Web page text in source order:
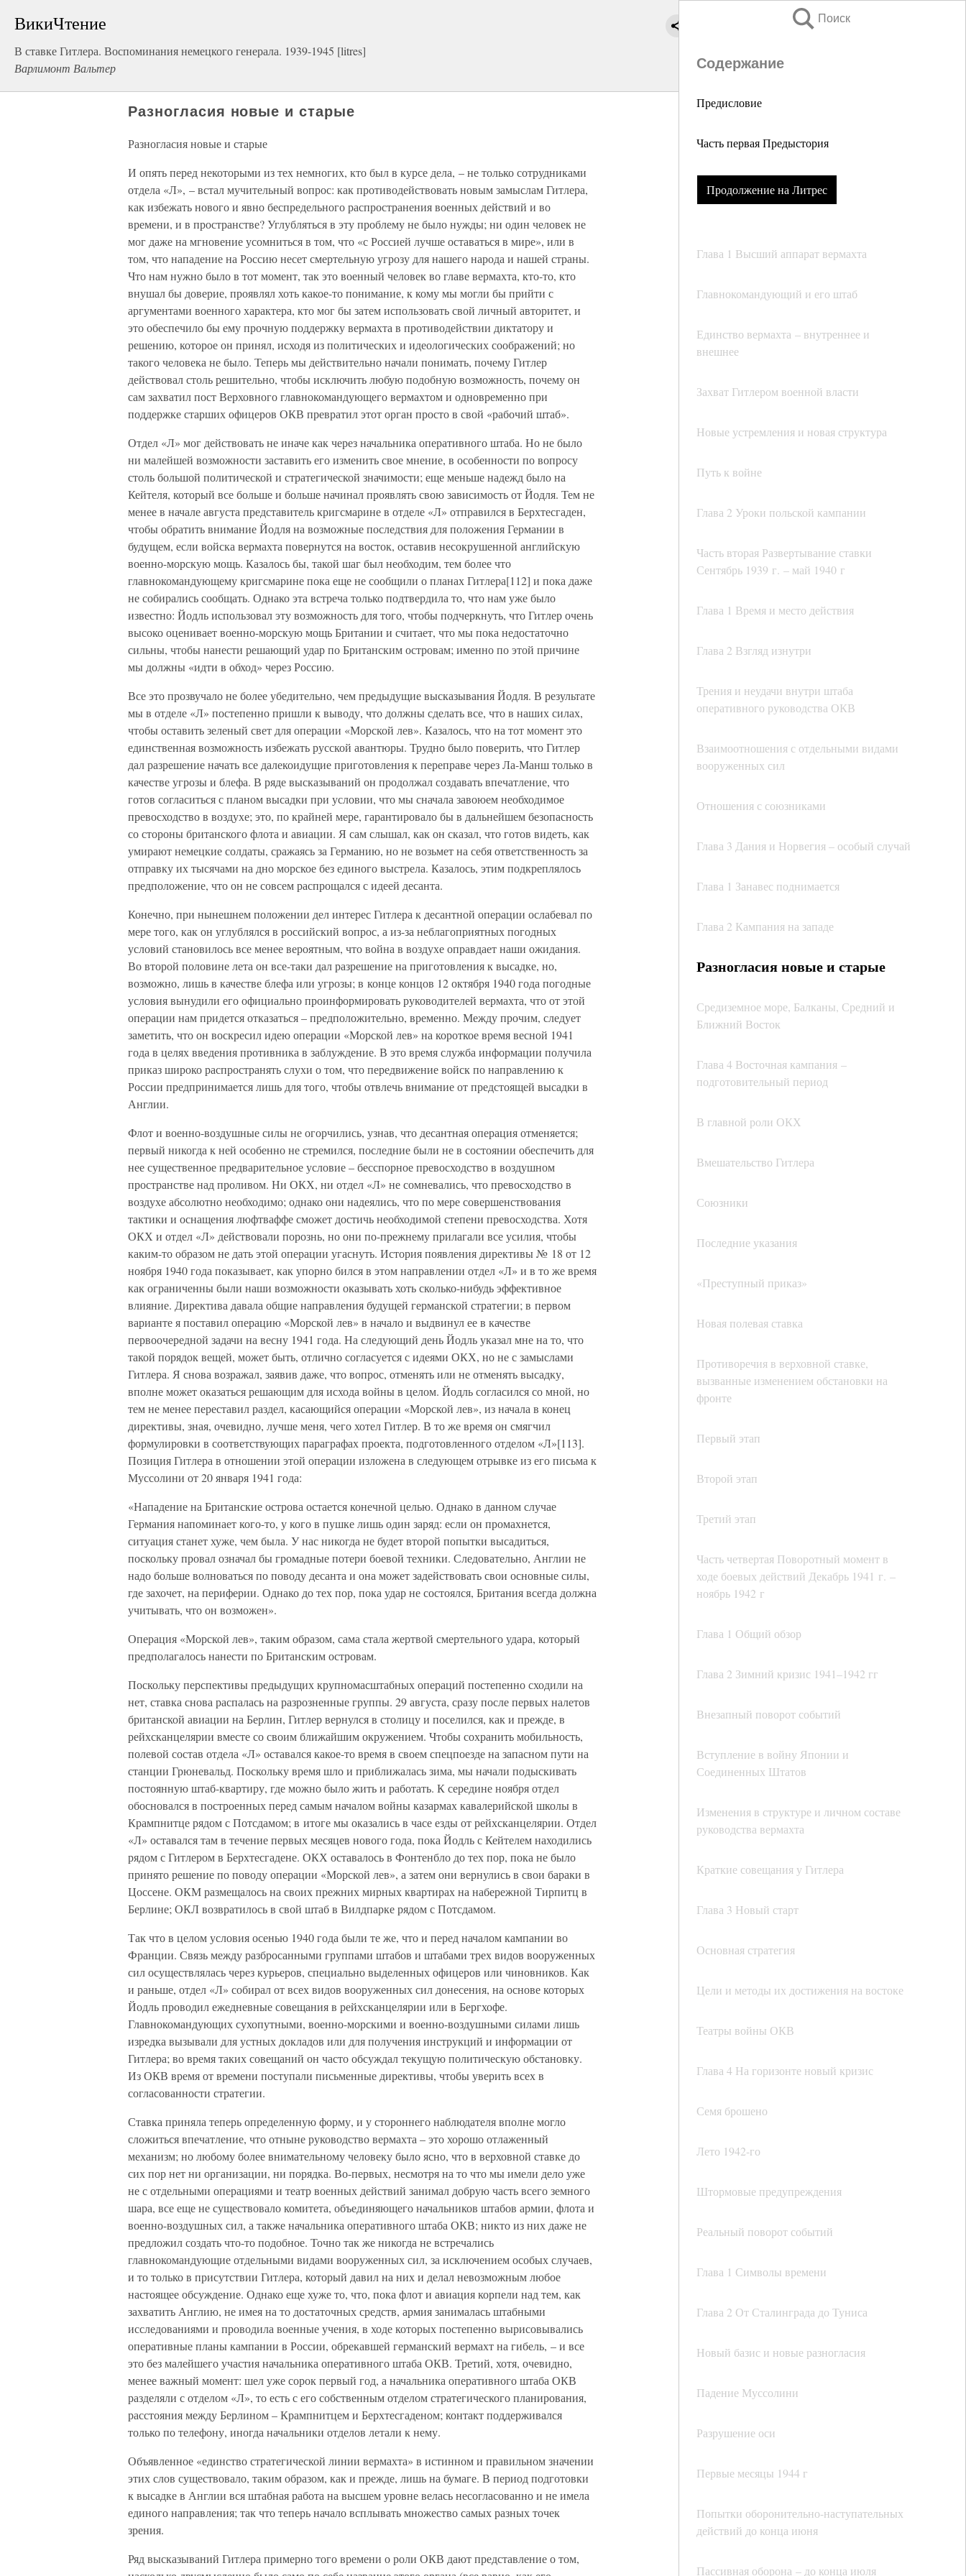
ВикиЧтение
В ставке Гитлера. Воспоминания немецкого генерала. 1939-1945 [litres]
Варлимонт Вальтер
Поиск
Содержание
Предисловие
Часть первая Предыстория
Продолжение на Литрес
Глава 1 Высший аппарат вермахта
Главнокомандующий и его штаб
Единство вермахта – внутреннее и
внешнее
Захват Гитлером военной власти
Новые устремления и новая структура
Путь к войне
Глава 2 Уроки польской кампании
Часть вторая Развертывание ставки
Сентябрь 1939 г. – май 1940 г
Глава 1 Время и место действия
Глава 2 Взгляд изнутри
Трения и неудачи внутри штаба
оперативного руководства ОКВ
Взаимоотношения с отдельными видами
вооруженных сил
Отношения с союзниками
Глава 3 Дания и Норвегия – особый случай
Глава 1 Занавес поднимается
Глава 2 Кампания на западе
Разногласия новые и старые
Средиземное море, Балканы, Средний и
Ближний Восток
Глава 4 Восточная кампания –
подготовительный период
В главной роли ОКХ
Вмешательство Гитлера
Союзники
Последние указания
«Преступный приказ»
Новая полевая ставка
Противоречия в верховной ставке,
вызванные изменением обстановки на
фронте
Первый этап
Второй этап
Третий этап
Часть четвертая Поворотный момент в
ходе боевых действий Декабрь 1941 г. –
ноябрь 1942 г
Глава 1 Общий обзор
Глава 2 Зимний кризис 1941–1942 гг
Внезапный поворот событий
Вступление в войну Японии и
Соединенных Штатов
Изменения в структуре и личном составе
руководства вермахта
Краткие совещания у Гитлера
Глава 3 Новый старт
Основная стратегия
Цели и методы их достижения на востоке
Театры войны ОКВ
Глава 4 На горизонте новый кризис
Семя брошено
Лето 1942-го
Штормовые предупреждения
Реальный поворот событий
Глава 1 Символы времени
Глава 2 От Сталинграда до Туниса
Новый базис и новые разногласия
Падение Муссолини
Разрушение оси
Первые месяцы 1944 г
Попытки оборонительно-наступательных
действий до конца июня
Пассивная оборона – до конца июля
Разногласия новые и старые
Разногласия новые и старые
И опять перед некоторыми из тех немногих, кто был в курсе дела, – не только сотрудниками
отдела «Л», – встал мучительный вопрос: как противодействовать новым замыслам Гитлера,
как избежать нового и явно беспредельного распространения военных действий и во
времени, и в пространстве? Углубляться в эту проблему не было нужды; ни один человек не
мог даже на мгновение усомниться в том, что «с Россией лучше оставаться в мире», или в
том, что нападение на Россию несет смертельную угрозу для нашего народа и нашей страны.
Что нам нужно было в тот момент, так это военный человек во главе вермахта, кто-то, кто
внушал бы доверие, проявлял хоть какое-то понимание, к кому мы могли бы прийти с
аргументами военного характера, кто мог бы затем использовать свой личный авторитет, и
это обеспечило бы ему прочную поддержку вермахта в противодействии диктатору и
решению, которое он принял, исходя из политических и идеологических соображений; но
такого человека не было. Теперь мы действительно начали понимать, почему Гитлер
действовал столь решительно, чтобы исключить любую подобную возможность, почему он
сам захватил пост Верховного главнокомандующего вермахтом и одновременно при
поддержке старших офицеров ОКВ превратил этот орган просто в свой «рабочий штаб».
Отдел «Л» мог действовать не иначе как через начальника оперативного штаба. Но не было
ни малейшей возможности заставить его изменить свое мнение, в особенности по вопросу
столь большой политической и стратегической значимости; еще меньше надежд было на
Кейтеля, который все больше и больше начинал проявлять свою зависимость от Йодля. Тем не
менее в начале августа представитель кригсмарине в отделе «Л» отправился в Берхтесгаден,
чтобы обратить внимание Йодля на возможные последствия для положения Германии в
будущем, если войска вермахта повернутся на восток, оставив несокрушенной английскую
военно-морскую мощь. Казалось бы, такой шаг был необходим, тем более что
главнокомандующему кригсмарине пока еще не сообщили о планах Гитлера[112] и пока даже
не собирались сообщать. Однако эта встреча только подтвердила то, что нам уже было
известно: Йодль использовал эту возможность для того, чтобы подчеркнуть, что Гитлер очень
высоко оценивает военно-морскую мощь Британии и считает, что мы пока недостаточно
сильны, чтобы нанести решающий удар по Британским островам; именно по этой причине
мы должны «идти в обход» через Россию.
Все это прозвучало не более убедительно, чем предыдущие высказывания Йодля. В результате
мы в отделе «Л» постепенно пришли к выводу, что должны сделать все, что в наших силах,
чтобы оставить зеленый свет для операции «Морской лев». Казалось, что на тот момент это
единственная возможность избежать русской авантюры. Трудно было поверить, что Гитлер
дал разрешение начать все далекоидущие приготовления к переправе через Ла-Манш только в
качестве угрозы и блефа. В ряде высказываний он продолжал создавать впечатление, что
готов согласиться с планом высадки при условии, что мы сначала завоюем необходимое
превосходство в воздухе; это, по крайней мере, гарантировало бы в дальнейшем безопасность
со стороны британского флота и авиации. Я сам слышал, как он сказал, что готов видеть, как
умирают немецкие солдаты, сражаясь за Германию, но не возьмет на себя ответственность за
отправку их тысячами на дно морское без единого выстрела. Казалось, этим подкреплялось
предположение, что он не совсем распрощался с идеей десанта.
Конечно, при нынешнем положении дел интерес Гитлера к десантной операции ослабевал по
мере того, как он углублялся в российский вопрос, а из-за неблагоприятных погодных
условий становилось все менее вероятным, что война в воздухе оправдает наши ожидания.
Во второй половине лета он все-таки дал разрешение на приготовления к высадке, но,
возможно, лишь в качестве блефа или угрозы; в конце концов 12 октября 1940 года погодные
условия вынудили его официально проинформировать руководителей вермахта, что от этой
операции нам придется отказаться – предположительно, временно. Между прочим, следует
заметить, что он воскресил идею операции «Морской лев» на короткое время весной 1941
года в целях введения противника в заблуждение. В это время служба информации получила
приказ широко распространять слухи о том, что передвижение войск по направлению к
России предпринимается лишь для того, чтобы отвлечь внимание от предстоящей высадки в
Англии.
Флот и военно-воздушные силы не огорчились, узнав, что десантная операция отменяется;
первый никогда к ней особенно не стремился, последние были не в состоянии обеспечить для
нее существенное предварительное условие – бесспорное превосходство в воздушном
пространстве над проливом. Ни ОКХ, ни отдел «Л» не сомневались, что превосходство в
воздухе абсолютно необходимо; однако они надеялись, что по мере совершенствования
тактики и оснащения люфтваффе сможет достичь необходимой степени превосходства. Хотя
ОКХ и отдел «Л» действовали порознь, но они по-прежнему прилагали все усилия, чтобы
каким-то образом не дать этой операции угаснуть. История появления директивы № 18 от 12
ноября 1940 года показывает, как упорно бился в этом направлении отдел «Л» и в то же время
как ограниченны были наши возможности оказывать хоть сколько-нибудь эффективное
влияние. Директива давала общие направления будущей германской стратегии; в первом
варианте я поставил операцию «Морской лев» в начало и выдвинул ее в качестве
первоочередной задачи на весну 1941 года. На следующий день Йодль указал мне на то, что
такой порядок вещей, может быть, отлично согласуется с идеями ОКХ, но не с замыслами
Гитлера. Я снова возражал, заявив даже, что вопрос, отменять или не отменять высадку,
вполне может оказаться решающим для исхода войны в целом. Йодль согласился со мной, но
тем не менее переставил раздел, касающийся операции «Морской лев», из начала в конец
директивы, зная, очевидно, лучше меня, чего хотел Гитлер. В то же время он смягчил
формулировки в соответствующих параграфах проекта, подготовленного отделом «Л»[113].
Позиция Гитлера в отношении этой операции изложена в следующем отрывке из его письма к
Муссолини от 20 января 1941 года:
«Нападение на Британские острова остается конечной целью. Однако в данном случае
Германия напоминает кого-то, у кого в пушке лишь один заряд: если он промахнется,
ситуация станет хуже, чем была. У нас никогда не будет второй попытки высадиться,
поскольку провал означал бы громадные потери боевой техники. Следовательно, Англии не
надо больше волноваться по поводу десанта и она может задействовать свои основные силы,
где захочет, на периферии. Однако до тех пор, пока удар не состоялся, Британия всегда должна
учитывать, что он возможен».
Операция «Морской лев», таким образом, сама стала жертвой смертельного удара, который
предполагалось нанести по Британским островам.
Поскольку перспективы предыдущих крупномасштабных операций постепенно сходили на
нет, ставка снова распалась на разрозненные группы. 29 августа, сразу после первых налетов
британской авиации на Берлин, Гитлер вернулся в столицу и поселился, как и прежде, в
рейхсканцелярии вместе со своим ближайшим окружением. Чтобы сохранить мобильность,
полевой состав отдела «Л» оставался какое-то время в своем спецпоезде на запасном пути на
станции Грюневальд. Поскольку время шло и приближалась зима, мы начали подыскивать
постоянную штаб-квартиру, где можно было жить и работать. К середине ноября отдел
обосновался в построенных перед самым началом войны казармах кавалерийской школы в
Крампнитце рядом с Потсдамом; в итоге мы оказались в часе езды от рейхсканцелярии. Отдел
«Л» оставался там в течение первых месяцев нового года, пока Йодль с Кейтелем находились
рядом с Гитлером в Берхтесгадене. ОКХ оставалось в Фонтенбло до тех пор, пока не было
принято решение по поводу операции «Морской лев», а затем они вернулись в свои бараки в
Цоссене. ОКМ размещалось на своих прежних мирных квартирах на набережной Тирпитц в
Берлине; ОКЛ возвратилось в свой штаб в Вилдпарке рядом с Потсдамом.
Так что в целом условия осенью 1940 года были те же, что и перед началом кампании во
Франции. Связь между разбросанными группами штабов и штабами трех видов вооруженных
сил осуществлялась через курьеров, специально выделенных офицеров или чиновников. Как
и раньше, отдел «Л» собирал от всех видов вооруженных сил донесения, на основе которых
Йодль проводил ежедневные совещания в рейхсканцелярии или в Бергхофе.
Главнокомандующих сухопутными, военно-морскими и военно-воздушными силами лишь
изредка вызывали для устных докладов или для получения инструкций и информации от
Гитлера; во время таких совещаний он часто обсуждал текущую политическую обстановку.
Из ОКВ время от времени поступали письменные директивы, чтобы уверить всех в
согласованности стратегии.
Ставка приняла теперь определенную форму, и у стороннего наблюдателя вполне могло
сложиться впечатление, что отныне руководство вермахта – это хорошо отлаженный
механизм; но любому более внимательному человеку было ясно, что в верховной ставке до
сих пор нет ни организации, ни порядка. Во-первых, несмотря на то что мы имели дело уже
не с отдельными операциями и театр военных действий занимал добрую часть всего земного
шара, все еще не существовало комитета, объединяющего начальников штабов армии, флота и
военно-воздушных сил, а также начальника оперативного штаба ОКВ; никто из них даже не
предложил создать что-то подобное. Точно так же никогда не встречались
главнокомандующие отдельными видами вооруженных сил, за исключением особых случаев,
и то только в присутствии Гитлера, который давил на них и делал невозможным любое
настоящее обсуждение. Однако еще хуже то, что, пока флот и авиация корпели над тем, как
захватить Англию, не имея на то достаточных средств, армия занималась штабными
исследованиями и проводила военные учения, в ходе которых постепенно вырисовывались
оперативные планы кампании в России, обрекавшей германский вермахт на гибель, – и все
это без малейшего участия начальника оперативного штаба ОКВ. Третий, хотя, очевидно,
менее важный момент: шел уже сорок первый год, а начальника оперативного штаба ОКВ
разделяли с отделом «Л», то есть с его собственным отделом стратегического планирования,
расстояния между Берлином – Крампнитцем и Берхтесгаденом; контакт поддерживался
только по телефону, иногда начальники отделов летали к нему.
Объявленное «единство стратегической линии вермахта» в истинном и правильном значении
этих слов существовало, таким образом, как и прежде, лишь на бумаге. В период подготовки
к высадке в Англии вся штабная работа на высшем уровне велась несогласованно и не имела
единого направления; так что теперь начало всплывать множество самых разных точек
зрения.
Ряд высказываний Гитлера примерно того времени о роли ОКВ дают представление о том,